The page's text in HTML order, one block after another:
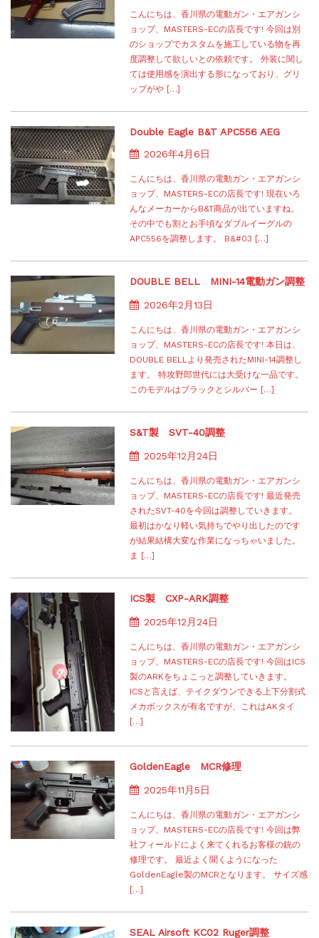
こんにちは、香川県の電動ガン・エアガンシ
ョップ、MASTERS-ECの店長です! 今回は別
のショップでカスタムを施工している物を再
度調整して欲しいとの依頼です。 外装に関し
ては使用感を演出する形になっており、グリ
ップがや […]
Double Eagle B&T APC556 AEG
2026年4月6日
こんにちは、香川県の電動ガン・エアガンシ
ョップ、MASTERS-ECの店長です! 現在いろ
んなメーカーからB&T商品が出ていますね。
その中でも割とお手頃なダブルイーグルの
APC556を調整します。 B&#03 […]
DOUBLE BELL MINI-14電動ガン調整
2026年2月13日
こんにちは、香川県の電動ガン・エアガンシ
ョップ、MASTERS-ECの店長です! 本日は、
DOUBLE BELLより発売されたMINI-14調整し
ます。 特攻野郎世代には大受けな一品です。
このモデルはブラックとシルバー […]
S&T製 SVT-40調整
2025年12月24日
こんにちは、香川県の電動ガン・エアガンシ
ョップ、MASTERS-ECの店長です! 最近発売
されたSVT-40を今回は調整していきます。
最初はかなり軽い気持ちでやり出したのです
が結果結構大変な作業になっちゃいました。
ま […]
ICS製 CXP-ARK調整
2025年12月24日
こんにちは、香川県の電動ガン・エアガンシ
ョップ、MASTERS-ECの店長です! 今回はICS
製のARKをちょこっと調整していきます。
ICSと言えば、テイクダウンできる上下分割式
メカボックスが有名ですが、これはAKタイ
[…]
GoldenEagle MCR修理
2025年11月5日
こんにちは、香川県の電動ガン・エアガンシ
ョップ、MASTERS-ECの店長です! 今回は弊
社フィールドによく来てくれるお客様の銃の
修理です。 最近よく聞くようになった
GoldenEagle製のMCRとなります。 サイズ感
[…]
SEAL Airsoft KC02 Ruger調整